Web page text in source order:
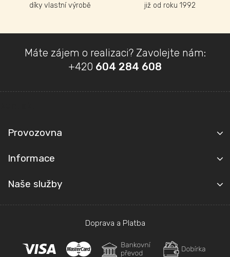
díky vlastní výrobě již od roku 1992
a
Máte zájem o realizaci? Zavolejte nám:
+420 604 284 608
Provozovna
Informace
Naše služby
Doprava a Platba